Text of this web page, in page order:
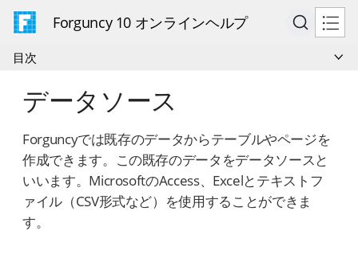
Forguncy 10 オンラインヘルプ
目次
データソース
Forguncyでは既存のデータからテーブルやページを
作成できます。この既存のデータをデータソースと
いいます。MicrosoftのAccess、Excelとテキストフ
ァイル（CSV形式など）を使用することができま
す。